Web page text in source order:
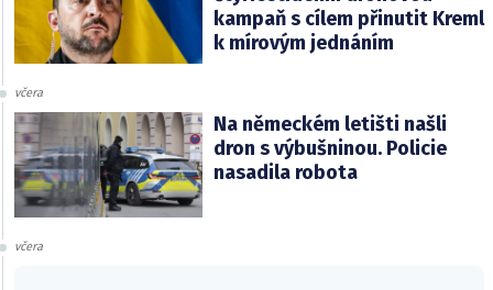
kampaň s cílem přinutit Kreml
k mírovým jednáním
včera
Na německém letišti našli
dron s výbušninou. Policie
nasadila robota
včera